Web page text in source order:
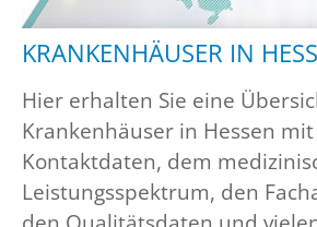
KRANKENHÄUSER IN
Hier erhalten Sie eine
Krankenhäuser in Hessen
Kontaktdaten, dem
Leistungsspektrum, den